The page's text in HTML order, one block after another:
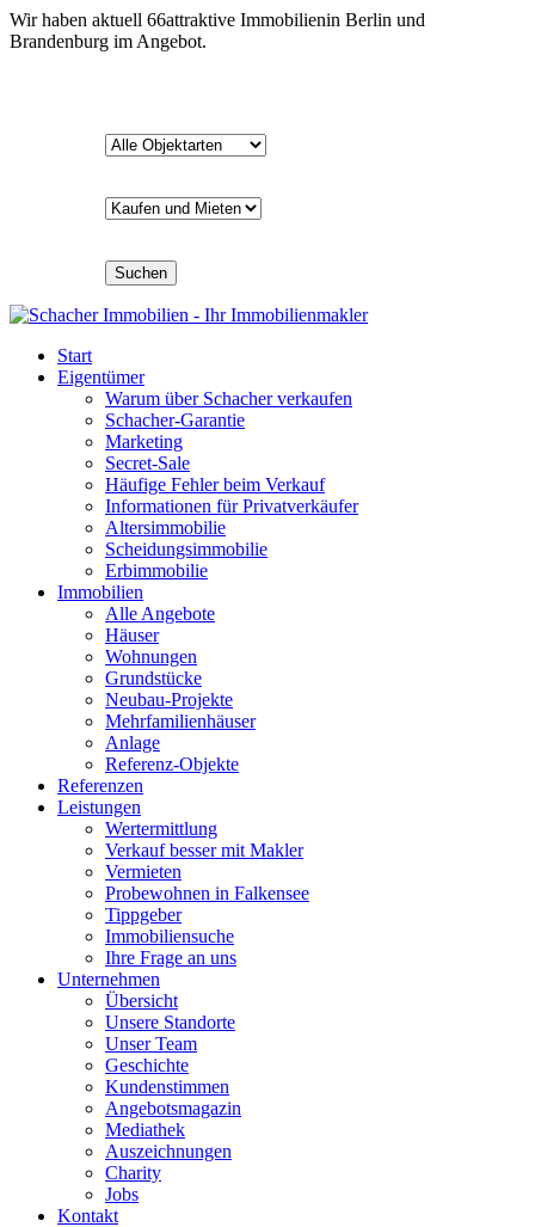
Wir haben aktuell 66attraktive Immobilienin Berlin und
Brandenburg im Angebot.
Suchen
Start
Eigentümer
Warum über Schacher verkaufen
Schacher-Garantie
Marketing
Secret-Sale
Häufige Fehler beim Verkauf
Informationen für Privatverkäufer
Altersimmobilie
Scheidungsimmobilie
Erbimmobilie
Immobilien
Alle Angebote
Häuser
Wohnungen
Grundstücke
Neubau-Projekte
Mehrfamilienhäuser
Anlage
Referenz-Objekte
Referenzen
Leistungen
Wertermittlung
Verkauf besser mit Makler
Vermieten
Probewohnen in Falkensee
Tippgeber
Immobiliensuche
Ihre Frage an uns
Unternehmen
Übersicht
Unsere Standorte
Unser Team
Geschichte
Kundenstimmen
Angebotsmagazin
Mediathek
Auszeichnungen
Charity
Jobs
Kontakt